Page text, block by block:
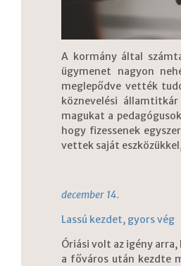
A kormány által
ügymenet nagyon
meglepődve vették
köznevelési
magukat a
hogy fizessenek
vettek saját
december 14.
Lassú kezdet, gyors vég
Óriási volt az igény
a főváros után kezdte